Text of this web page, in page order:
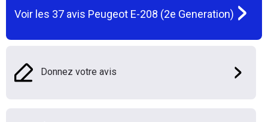
Voir les 37 avis Peugeot E-208 (2e Generation)
Donnez votre avis